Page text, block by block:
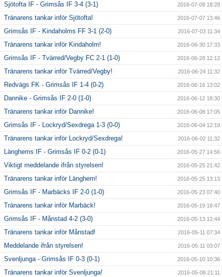
Sjötofta IF - Grimsås IF 3-4 (3-1) 2016-07-08 18:28
Tränarens tankar inför Sjötofta! 2016-07-07 13:46
Grimsås IF - Kindaholms FF 3-1 (2-0) 2016-07-03 11:34
Tränarens tankar inför Kindaholm! 2016-06-30 17:33
Grimsås IF - Tvärred/Vegby FC 2-1 (1-0) 2016-06-28 12:12
Tränarens tankar inför Tvärred/Vegby! 2016-06-24 11:32
Redvägs FK - Grimsås IF 1-4 (0-2) 2016-06-16 13:02
Dannike - Grimsås IF 2-0 (1-0) 2016-06-12 18:30
Tränarens tankar inför Dannike! 2016-06-08 17:05
Grimsås IF - Lockryd/Sexdrega 1-3 (0-0) 2016-06-04 12:19
Tränarens tankar inför Lockryd/Sexdrega! 2016-06-02 11:32
Länghems IF - Grimsås IF 0-2 (0-1) 2016-05-27 14:56
Viktigt meddelande ifrån styrelsen! 2016-05-25 21:42
Tränarens tankar inför Länghem! 2016-05-25 13:13
Grimsås IF - Marbäcks IF 2-0 (1-0) 2016-05-23 07:40
Tränarens tankar inför Marbäck! 2016-05-19 18:47
Grimsås IF - Månstad 4-2 (3-0) 2016-05-13 12:44
Tränarens tankar inför Månstad! 2016-05-11 07:34
Meddelande ifrån styrelsen! 2016-05-11 03:07
Svenljunga - Grimsås IF 0-3 (0-1) 2016-05-10 10:36
Tränarens tankar inför Svenljunga! 2016-05-08 21:11